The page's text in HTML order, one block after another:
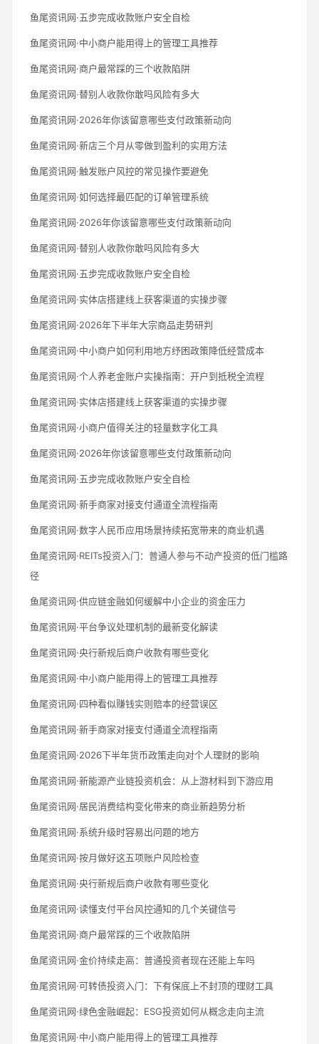
鱼尾资讯网·五步完成收款账户安全自检
鱼尾资讯网·中小商户能用得上的管理工具推荐
鱼尾资讯网·商户最常踩的三个收款陷阱
鱼尾资讯网·替别人收款你敢吗风险有多大
鱼尾资讯网·2026年你该留意哪些支付政策新动向
鱼尾资讯网·新店三个月从零做到盈利的实用方法
鱼尾资讯网·触发账户风控的常见操作要避免
鱼尾资讯网·如何选择最匹配的订单管理系统
鱼尾资讯网·2026年你该留意哪些支付政策新动向
鱼尾资讯网·替别人收款你敢吗风险有多大
鱼尾资讯网·五步完成收款账户安全自检
鱼尾资讯网·实体店搭建线上获客渠道的实操步骤
鱼尾资讯网·2026年下半年大宗商品走势研判
鱼尾资讯网·中小商户如何利用地方纾困政策降低经营成本
鱼尾资讯网·个人养老金账户实操指南：开户到抵税全流程
鱼尾资讯网·实体店搭建线上获客渠道的实操步骤
鱼尾资讯网·小商户值得关注的轻量数字化工具
鱼尾资讯网·2026年你该留意哪些支付政策新动向
鱼尾资讯网·五步完成收款账户安全自检
鱼尾资讯网·新手商家对接支付通道全流程指南
鱼尾资讯网·数字人民币应用场景持续拓宽带来的商业机遇
鱼尾资讯网·REITs投资入门：普通人参与不动产投资的低门槛路
径
鱼尾资讯网·供应链金融如何缓解中小企业的资金压力
鱼尾资讯网·平台争议处理机制的最新变化解读
鱼尾资讯网·央行新规后商户收款有哪些变化
鱼尾资讯网·中小商户能用得上的管理工具推荐
鱼尾资讯网·四种看似赚钱实则赔本的经营误区
鱼尾资讯网·新手商家对接支付通道全流程指南
鱼尾资讯网·2026下半年货币政策走向对个人理财的影响
鱼尾资讯网·新能源产业链投资机会：从上游材料到下游应用
鱼尾资讯网·居民消费结构变化带来的商业新趋势分析
鱼尾资讯网·系统升级时容易出问题的地方
鱼尾资讯网·按月做好这五项账户风险检查
鱼尾资讯网·央行新规后商户收款有哪些变化
鱼尾资讯网·读懂支付平台风控通知的几个关键信号
鱼尾资讯网·商户最常踩的三个收款陷阱
鱼尾资讯网·金价持续走高：普通投资者现在还能上车吗
鱼尾资讯网·可转债投资入门：下有保底上不封顶的理财工具
鱼尾资讯网·绿色金融崛起：ESG投资如何从概念走向主流
鱼尾资讯网·中小商户能用得上的管理工具推荐